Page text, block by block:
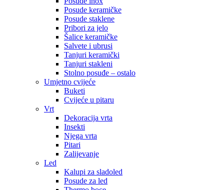
Posude keramičke
Posude staklene
Pribori za jelo
Šalice keramičke
Salvete i ubrusi
Tanjuri keramički
Tanjuri stakleni
Stolno posuđe – ostalo
Umjetno cvijeće
Buketi
Cvijeće u pitaru
Vrt
Dekoracija vrta
Insekti
Njega vrta
Pitari
Zalijevanje
Led
Kalupi za sladoled
Posude za led